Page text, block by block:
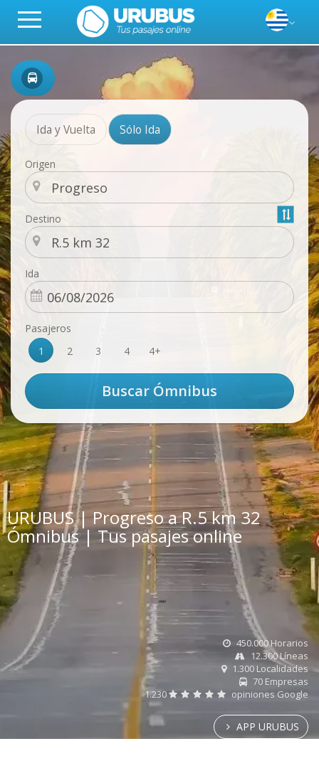
Ida y Vuelta Sólo Ida
Origen
Destino
Ida
Pasajeros
1
2 3 4 4+
URUBUS | Progreso a R.5 km 32
Ómnibus | Tus pasajes online
450.000 Horarios
12.300 Líneas
1.300 Localidades
70 Empresas
1.230
opiniones Google
APP URUBUS